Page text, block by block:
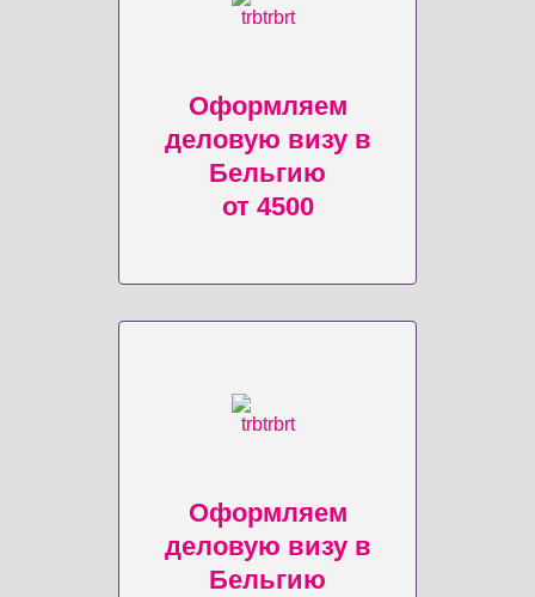
Оформляем
деловую визу в
Бельгию
от 4500
Оформляем
деловую визу в
Бельгию